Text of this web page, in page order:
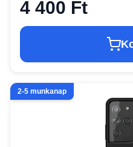
4 400 Ft
2-5 munkanap